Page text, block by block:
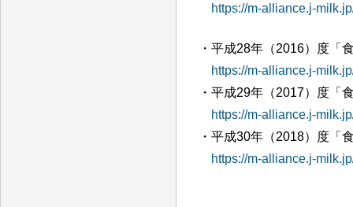
https://m-alliance.j-
・平成28年（2016）度「
https://m-alliance.j-
・平成29年（2017）度「
https://m-alliance.j-
・平成30年（2018）度「
https://m-alliance.j-